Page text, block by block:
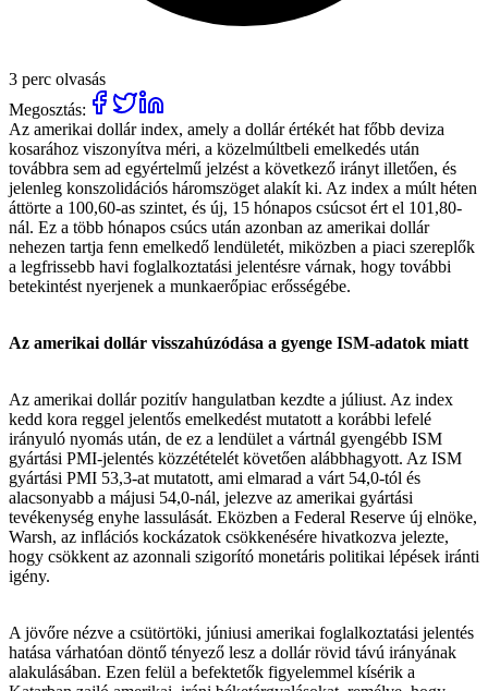
3 perc olvasás
Megosztás:
Az amerikai dollár index, amely a dollár értékét hat főbb deviza
kosarához viszonyítva méri, a közelmúltbeli emelkedés után
továbbra sem ad egyértelmű jelzést a következő irányt illetően, és
jelenleg konszolidációs háromszöget alakít ki. Az index a múlt héten
áttörte a 100,60-as szintet, és új, 15 hónapos csúcsot ért el 101,80-
nál. Ez a több hónapos csúcs után azonban az amerikai dollár
nehezen tartja fenn emelkedő lendületét, miközben a piaci szereplők
a legfrissebb havi foglalkoztatási jelentésre várnak, hogy további
betekintést nyerjenek a munkaerőpiac erősségébe.
Az amerikai dollár visszahúzódása a gyenge ISM-adatok miatt
Az amerikai dollár pozitív hangulatban kezdte a júliust. Az index
kedd kora reggel jelentős emelkedést mutatott a korábbi lefelé
irányuló nyomás után, de ez a lendület a vártnál gyengébb ISM
gyártási PMI-jelentés közzétételét követően alábbhagyott. Az ISM
gyártási PMI 53,3-at mutatott, ami elmarad a várt 54,0-tól és
alacsonyabb a májusi 54,0-nál, jelezve az amerikai gyártási
tevékenység enyhe lassulását. Eközben a Federal Reserve új elnöke,
Warsh, az inflációs kockázatok csökkenésére hivatkozva jelezte,
hogy csökkent az azonnali szigorító monetáris politikai lépések iránti
igény.
A jövőre nézve a csütörtöki, júniusi amerikai foglalkoztatási jelentés
hatása várhatóan döntő tényező lesz a dollár rövid távú irányának
alakulásában. Ezen felül a befektetők figyelemmel kísérik a